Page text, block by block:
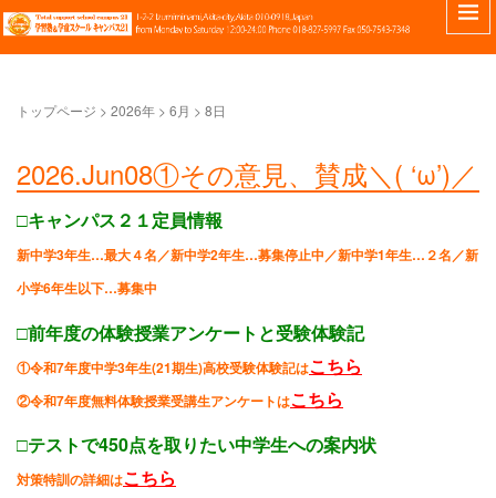
トップページ > 2026年 > 6月 > 8日
2026.Jun08①その意見、賛成＼( ‘ω’)／
□キャンパス２１定員情報
新中学3年生…最大４名／新中学2年生…募集停止中／新中学1年生…２名／新
小学6年生以下…募集中
□前年度の体験授業アンケートと受験体験記
①令和7年度中学3年生(21期生)高校受験体験記はこちら
②令和7年度無料体験授業受講生アンケートはこちら
□テストで450点を取りたい中学生への案内状
対策特訓の詳細はこちら